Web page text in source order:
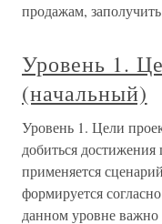
продажам, заполучить
Уровень 1.
(начальный)
Уровень 1. Цели
добиться
применяется
формируется
данном уровне